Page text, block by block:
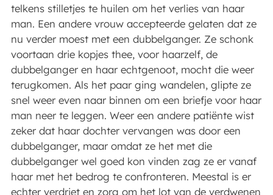
telkens stilletjes te huilen om het verlies van haar
man. Een andere vrouw accepteerde gelaten dat ze
nu verder moest met een dubbelganger. Ze schonk
voortaan drie kopjes thee, voor haarzelf, de
dubbelganger en haar echtgenoot, mocht die weer
terugkomen. Als het paar ging wandelen, glipte ze
snel weer even naar binnen om een briefje voor haar
man neer te leggen. Weer een andere patiënte wist
zeker dat haar dochter vervangen was door een
dubbelganger, maar omdat ze het met die
dubbelganger wel goed kon vinden zag ze er vanaf
haar met het bedrog te confronteren. Meestal is er
echter verdriet en zorg om het lot van de verdwenen